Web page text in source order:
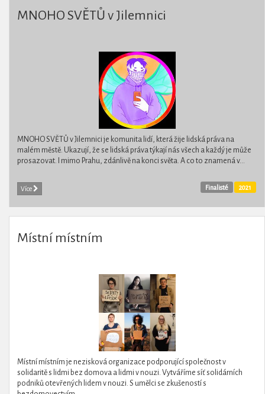
MNOHO SVĚTŮ v Jilemnici
MNOHO SVĚTŮ v Jilemnici je komunita lidí, která žije lidská práva na
malém městě. Ukazují, že se lidská práva týkají nás všech a každý je může
prosazovat. I mimo Prahu, zdánlivě na konci světa. A co to znamená v...
Více 2021
Finalisté
Místní místním
Místní místním je nezisková organizace podporující společnost v
solidaritě s lidmi bez domova a lidmi v nouzi. Vytváříme síť solidárních
podniků otevřených lidem v nouzi. S umělci se zkušeností s